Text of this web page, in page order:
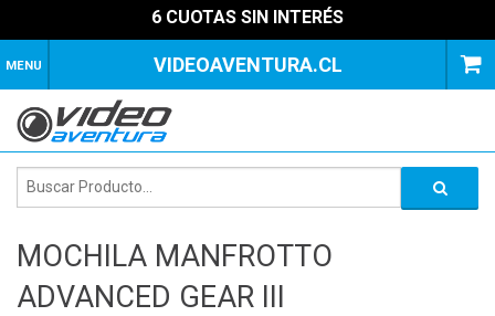
6 CUOTAS SIN INTERÉS
MENU VIDEOAVENTURA.CL
MOCHILA MANFROTTO
ADVANCED GEAR III